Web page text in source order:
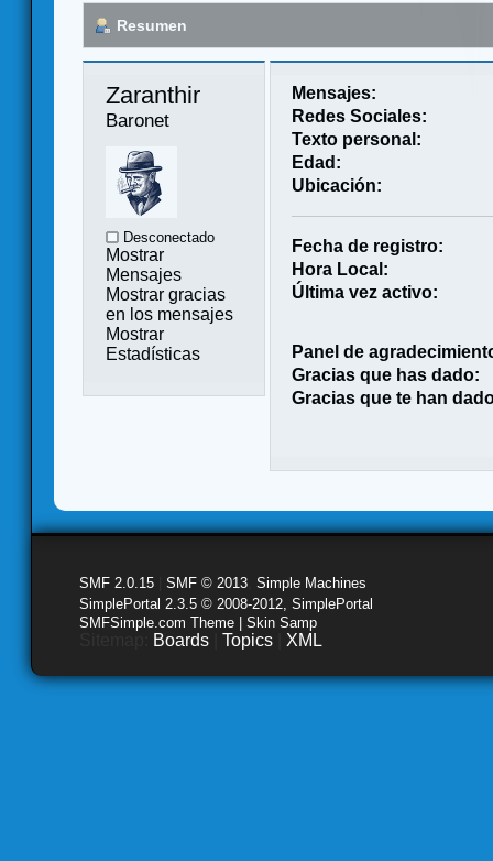
Resumen
Zaranthir
Baronet
Desconectado
Mostrar
Mensajes
Mostrar gracias
en los mensajes
Mostrar
Estadísticas
Mensajes:
Redes Sociales:
Texto personal:
Edad:
Ubicación:
Fecha de registro:
Hora Local:
Última vez activo:
Panel de
Gracias que has dado:
Gracias que te han
SMF 2.0.15 SMF © 2013 Simple Machines
SimplePortal 2.3.5 © 2008-2012, SimplePortal
SMFSimple.com Theme | Skin Samp
Boards Topics XML